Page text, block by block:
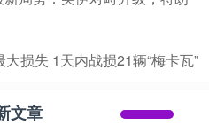
损失 1天内战损21辆“梅卡瓦”
文章